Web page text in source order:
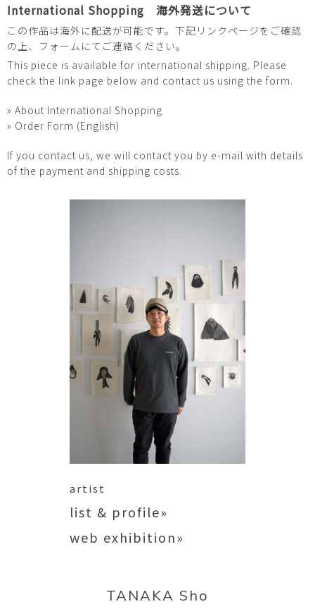
International Shopping 海外発送について
この作品は海外に配送が可能です。下記リンクページをご確認
の上、フォームにてご連絡ください。
This piece is available for international shipping. Please
check the link page below and contact us using the form.
» About International Shopping
» Order Form (English)
If you contact us, we will contact you by e-mail with details
of the payment and shipping costs.
artist
list & profile»
web exhibition»
TANAKA Sho